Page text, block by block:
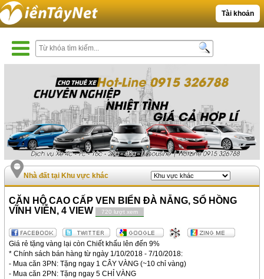
Tài khoản
Nhà đất tại Khu vực khác
CĂN HỘ CAO CẤP VEN BIỂN ĐÀ NẴNG, SỔ HỒNG
VĨNH VIỄN, 4 VIEW
720 lượt xem
Giá rẻ tặng vàng lại còn Chiết khấu lên đến 9%
* Chính sách bán hàng từ ngày 1/10/2018 - 7/10/2018:
- Mua căn 3PN: Tặng ngay 1 CÂY VÀNG (~10 chỉ vàng)
- Mua căn 2PN: Tặng ngay 5 CHỈ VÀNG